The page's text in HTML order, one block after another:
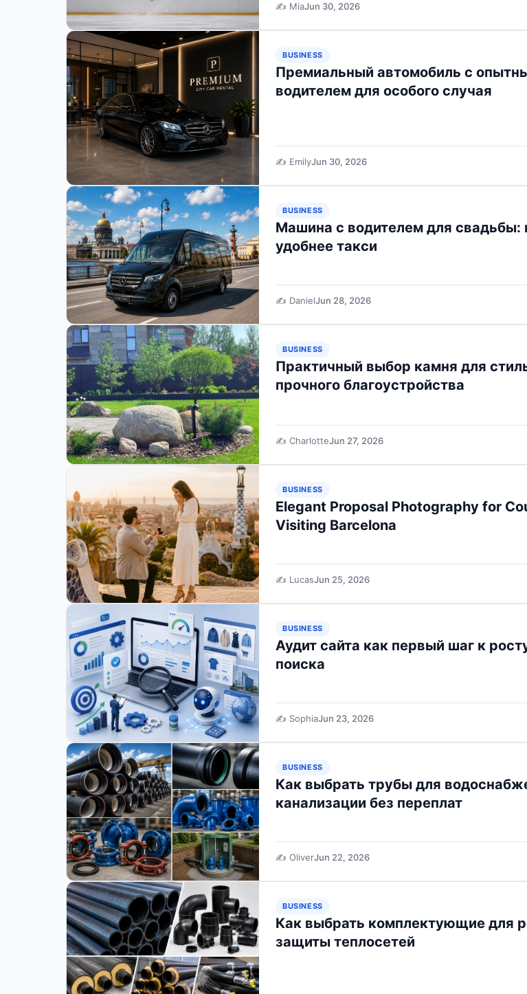
✍️ MiaJun 30, 2026
BUSINESS
Премиальный автомобиль с
водителем для особого случая
✍️ EmilyJun 30, 2026
BUSINESS
Машина с водителем для свадьбы:
удобнее такси
✍️ DanielJun 28, 2026
BUSINESS
Практичный выбор камня для
прочного благоустройства
✍️ CharlotteJun 27, 2026
BUSINESS
Elegant Proposal Photography for
Visiting Barcelona
✍️ LucasJun 25, 2026
BUSINESS
Аудит сайта как первый шаг к
поиска
✍️ SophiaJun 23, 2026
BUSINESS
Как выбрать трубы для
канализации без переплат
✍️ OliverJun 22, 2026
BUSINESS
Как выбрать комплектующие для
защиты теплосетей